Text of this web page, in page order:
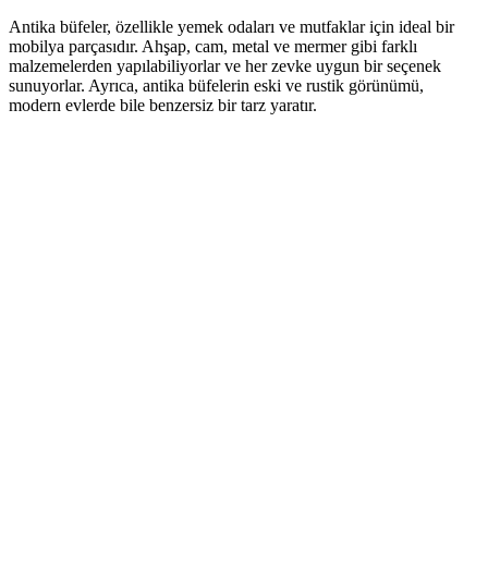
Antika büfeler, özellikle yemek odaları ve mutfaklar için ideal bir
mobilya parçasıdır. Ahşap, cam, metal ve mermer gibi farklı
malzemelerden yapılabiliyorlar ve her zevke uygun bir seçenek
sunuyorlar. Ayrıca, antika büfelerin eski ve rustik görünümü,
modern evlerde bile benzersiz bir tarz yaratır.